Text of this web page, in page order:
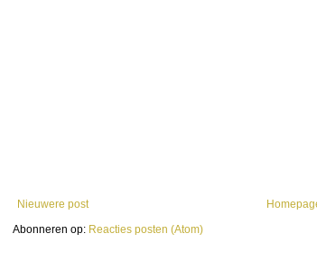
Nieuwere post
Abonneren op: Reacties posten (Atom)